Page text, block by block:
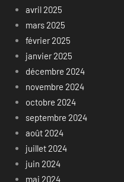
avril 2025
mars 2025
février 2025
janvier 2025
décembre 2024
novembre 2024
octobre 2024
septembre 2024
août 2024
juillet 2024
juin 2024
mai 2024